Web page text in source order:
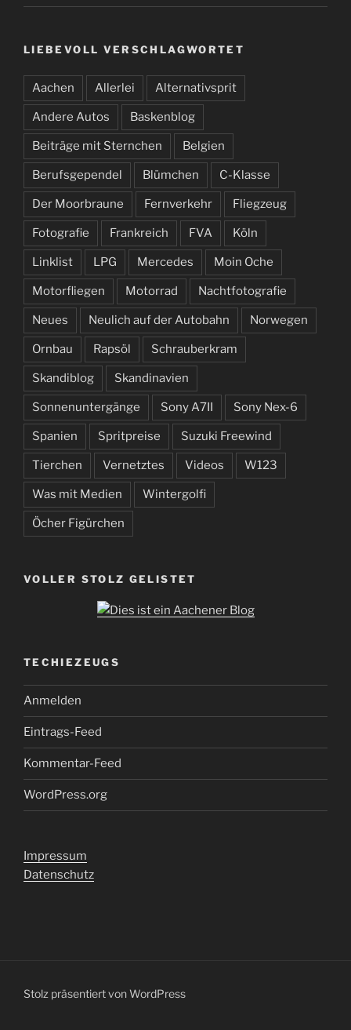
LIEBEVOLL VERSCHLAGWORTET
Aachen Allerlei Alternativsprit
Andere Autos Baskenblog
Beiträge mit Sternchen Belgien
Berufsgependel Blümchen C-Klasse
Der Moorbraune Fernverkehr Fliegzeug
Fotografie Frankreich FVA Köln
Linklist LPG Mercedes Moin Oche
Motorfliegen Motorrad Nachtfotografie
Neues Neulich auf der Autobahn Norwegen
Ornbau Rapsöl Schrauberkram
Skandiblog Skandinavien
Sonnenuntergänge Sony A7II Sony Nex-6
Spanien Spritpreise Suzuki Freewind
Tierchen Vernetztes Videos W123
Was mit Medien Wintergolfi
Öcher Figürchen
VOLLER STOLZ GELISTET
TECHIEZEUGS
Anmelden
Eintrags-Feed
Kommentar-Feed
WordPress.org
Impressum
Datenschutz
Stolz präsentiert von WordPress